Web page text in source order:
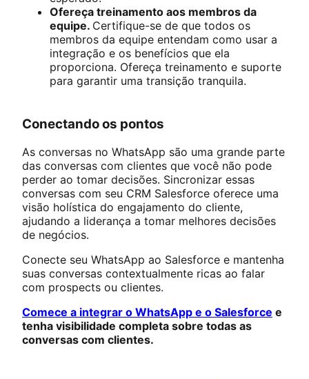
Ofereça treinamento aos membros da
equipe. Certifique-se de que todos os
membros da equipe entendam como usar a
integração e os benefícios que ela
proporciona. Ofereça treinamento e suporte
para garantir uma transição tranquila.
Conectando os pontos
As conversas no WhatsApp são uma grande parte
das conversas com clientes que você não pode
perder ao tomar decisões. Sincronizar essas
conversas com seu CRM Salesforce oferece uma
visão holística do engajamento do cliente,
ajudando a liderança a tomar melhores decisões
de negócios.
Conecte seu WhatsApp ao Salesforce e mantenha
suas conversas contextualmente ricas ao falar
com prospects ou clientes.
Comece a integrar o WhatsApp e o Salesforce e
tenha visibilidade completa sobre todas as
conversas com clientes.